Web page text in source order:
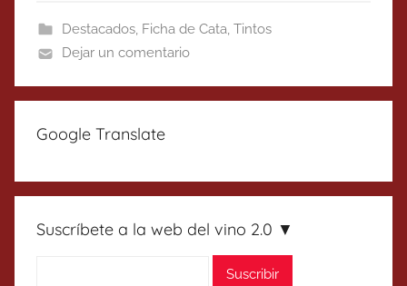
Destacados, Ficha de Cata, Tintos
Dejar un comentario
Google Translate
Suscríbete a la web del vino 2.0 ▼